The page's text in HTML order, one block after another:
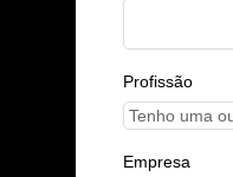
Profissão
Empresa